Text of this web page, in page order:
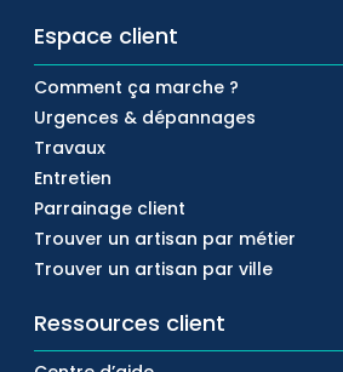
Espace client
Comment ça marche ?
Urgences & dépannages
Travaux
Entretien
Parrainage client
Trouver un artisan par métier
Trouver un artisan par ville
Ressources client